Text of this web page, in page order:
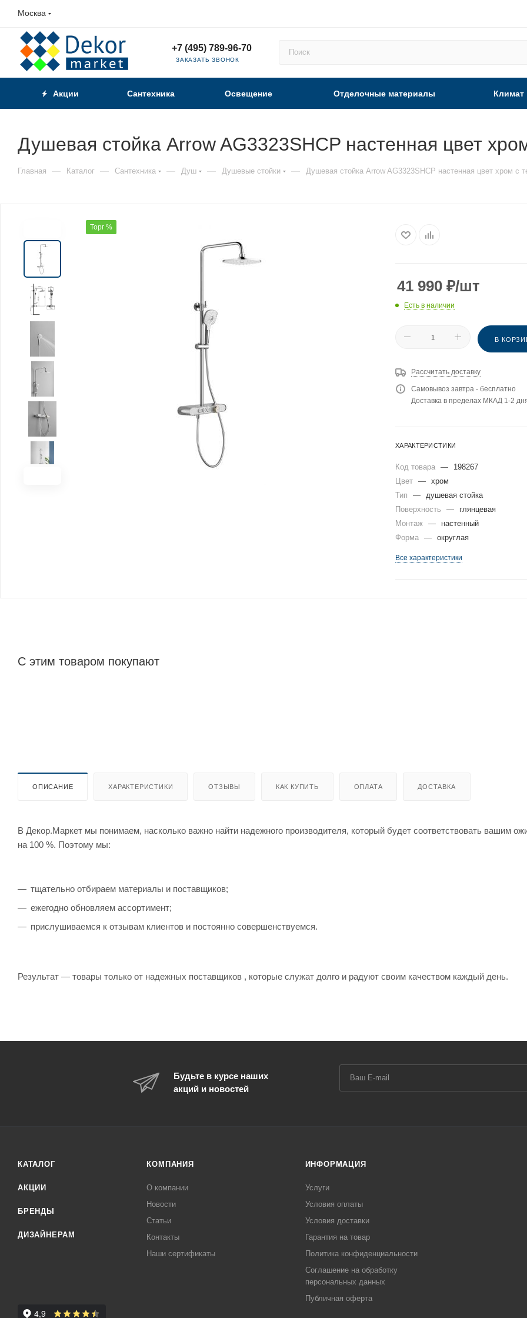
Москва
+7 (495) 789-96-70
ЗАКАЗАТЬ ЗВОНОК
Акции Сантехника Освещение Отделочные материалы Климат
Душевая стойка Arrow AG3323SHCP настенная цвет
Главная — Каталог — Сантехника — Душ — Душевые стойки — Душевая стойка Arrow AG3323SHCP настенная цвет хром с
Торг %
41 990 ₽/шт
Есть в наличии
В
Рассчитать доставку
Самовывоз завтра - бесплатно
Доставка в пределах МКАД 1-2
ХАРАКТЕРИСТИКИ
Код товара —
198267
Цвет — хром
Тип
—
душевая стойка
Поверхность
—
глянцевая
Монтаж —
настенный
Форма — округлая
Все характеристики
С этим товаром покупают
ОПИСАНИЕ ХАРАКТЕРИСТИКИ ОТЗЫВЫ КАК КУПИТЬ ОПЛАТА ДОСТАВКА
В Декор.Маркет мы понимаем, насколько важно найти надежного производителя, который будет соответствовать вашим
на 100 %. Поэтому мы:
тщательно отбираем материалы и поставщиков;
ежегодно обновляем ассортимент;
прислушиваемся к отзывам клиентов и постоянно совершенствуемся.
Результат — товары только от надежных поставщиков , которые служат долго и радуют своим качеством каждый день.
Будьте в курсе наших
акций и новостей
КАТАЛОГ
АКЦИИ
БРЕНДЫ
ДИЗАЙНЕРАМ
КОМПАНИЯ
О компании
Новости
Статьи
Контакты
Наши сертификаты
ИНФОРМАЦИЯ
Услуги
Условия оплаты
Условия доставки
Гарантия на товар
Политика конфиденциальности
Соглашение на обработку
персональных данных
Публичная оферта